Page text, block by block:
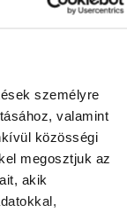
személyre
valamint
közösségi
megosztjuk az
akik
substances having
IU/kg.
(II) sulphate,
48 mg/kg,